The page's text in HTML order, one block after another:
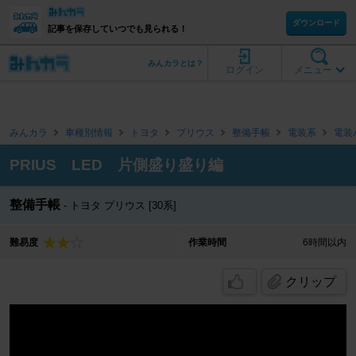
記事を保存していつでも見られる！
ダウンロード
メニュー
ログイン
みんカラとは？
みんカラ 車種別情報 トヨタ プリウス 整備手帳 電装系 電装
PRIUS LED 片側盛り盛り編
整備手帳 トヨタ プリウス [30系]
難易度 作業時間 6時間以内
クリップ